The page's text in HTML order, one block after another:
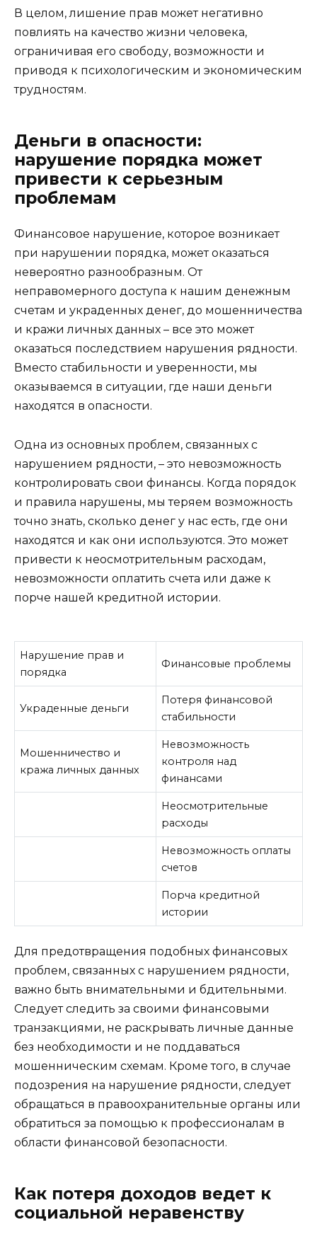
В целом, лишение прав может негативно
повлиять на качество жизни человека,
ограничивая его свободу, возможности и
приводя к психологическим и экономическим
трудностям.
Деньги в опасности:
нарушение порядка может
привести к серьезным
проблемам
Финансовое нарушение, которое возникает
при нарушении порядка, может оказаться
невероятно разнообразным. От
неправомерного доступа к нашим денежным
счетам и украденных денег, до мошенничества
и кражи личных данных – все это может
оказаться последствием нарушения рядности.
Вместо стабильности и уверенности, мы
оказываемся в ситуации, где наши деньги
находятся в опасности.
Одна из основных проблем, связанных с
нарушением рядности, – это невозможность
контролировать свои финансы. Когда порядок
и правила нарушены, мы теряем возможность
точно знать, сколько денег у нас есть, где они
находятся и как они используются. Это может
привести к неосмотрительным расходам,
невозможности оплатить счета или даже к
порче нашей кредитной истории.
Нарушение прав и
порядка
Финансовые проблемы
Украденные деньги
Потеря финансовой
стабильности
Мошенничество и
кража личных данных
Невозможность
контроля над
финансами
Неосмотрительные
расходы
Невозможность оплаты
счетов
Порча кредитной
истории
Для предотвращения подобных финансовых
проблем, связанных с нарушением рядности,
важно быть внимательными и бдительными.
Следует следить за своими финансовыми
транзакциями, не раскрывать личные данные
без необходимости и не поддаваться
мошенническим схемам. Кроме того, в случае
подозрения на нарушение рядности, следует
обращаться в правоохранительные органы или
обратиться за помощью к профессионалам в
области финансовой безопасности.
Как потеря доходов ведет к
социальной неравенству